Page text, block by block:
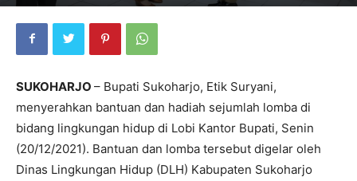
SUKOHARJO – Bupati Sukoharjo, Etik Suryani,
menyerahkan bantuan dan hadiah sejumlah lomba di
bidang lingkungan hidup di Lobi Kantor Bupati, Senin
(20/12/2021). Bantuan dan lomba tersebut digelar oleh
Dinas Lingkungan Hidup (DLH) Kabupaten Sukoharjo